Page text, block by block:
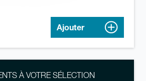
Ajouter
À VOTRE SÉLECTION